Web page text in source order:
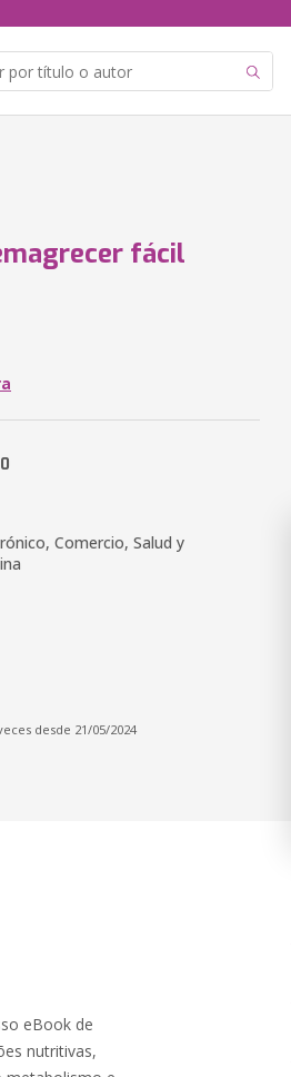
fácil
Comercio, Salud y
desde 21/05/2024
eBook de
nutritivas,